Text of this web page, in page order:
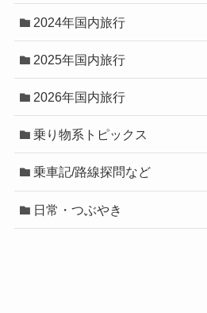
2024年国内旅行
2025年国内旅行
2026年国内旅行
乗り物系トピックス
乗車記/路線探問など
日常・つぶやき